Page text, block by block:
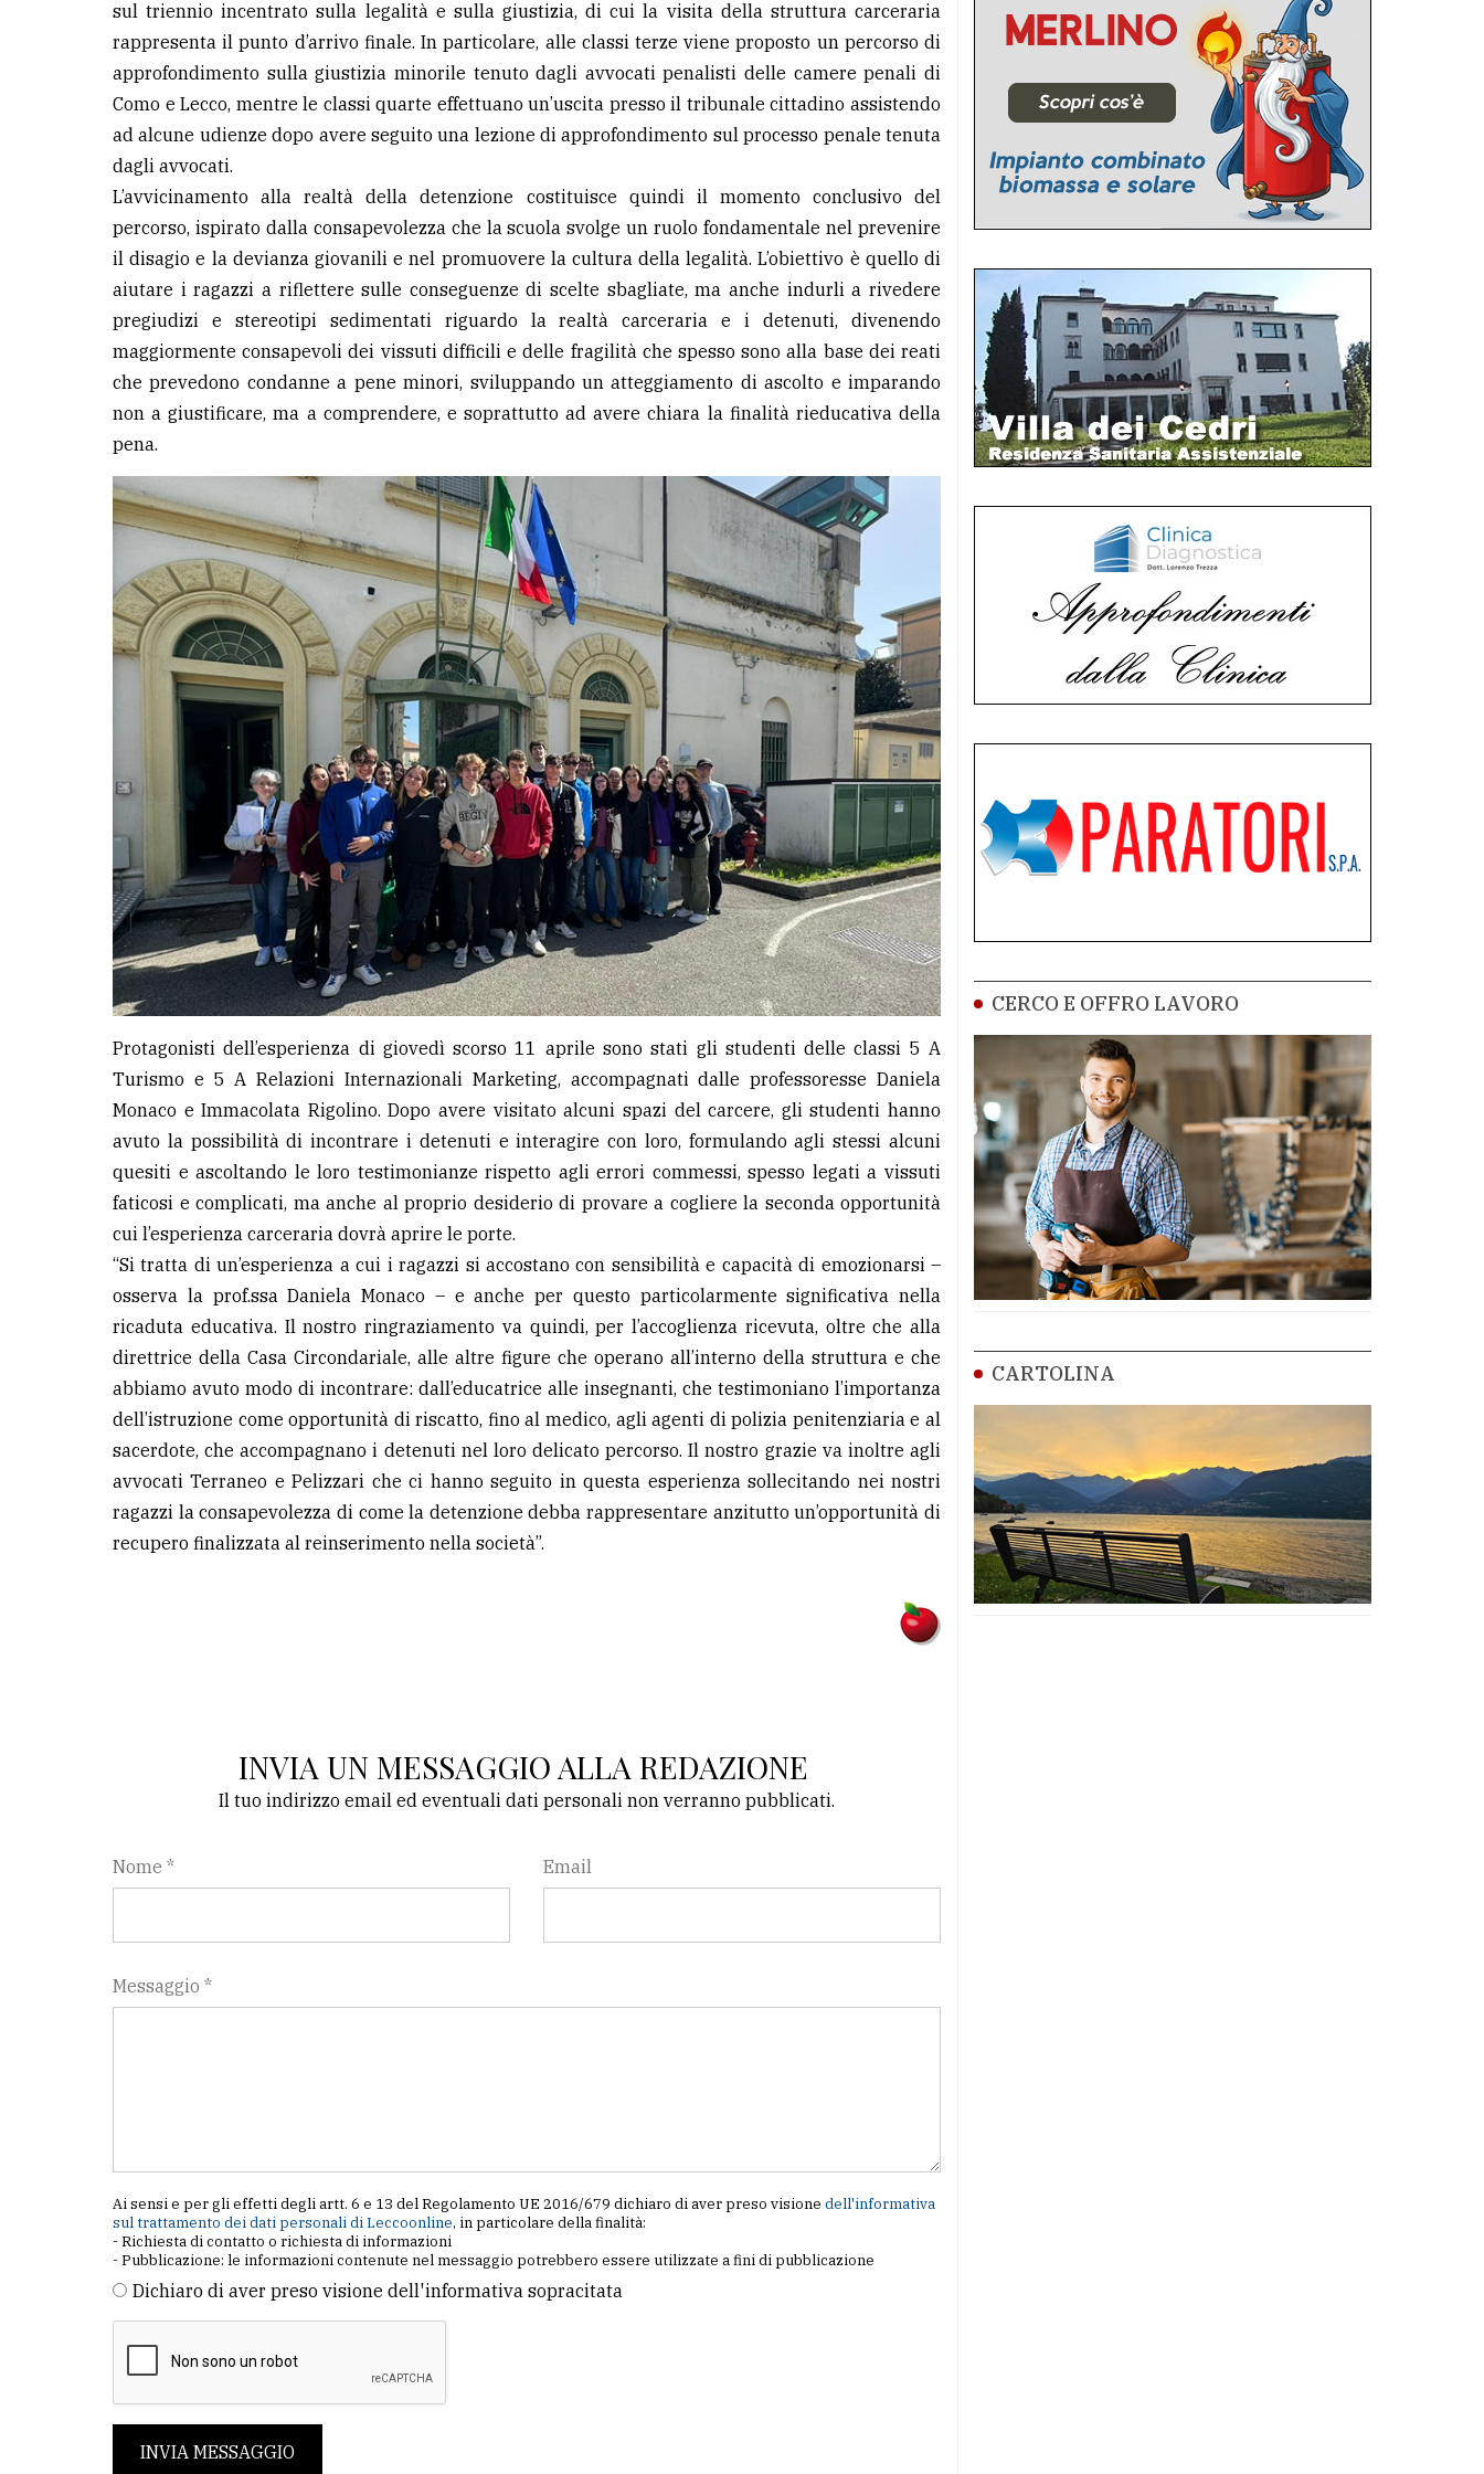
sul triennio incentrato sulla legalità e sulla giustizia, di cui la visita della struttura carceraria
rappresenta il punto d’arrivo finale. In particolare, alle classi terze viene proposto un percorso di
approfondimento sulla giustizia minorile tenuto dagli avvocati penalisti delle camere penali di
Como e Lecco, mentre le classi quarte effettuano un’uscita presso il tribunale cittadino assistendo
ad alcune udienze dopo avere seguito una lezione di approfondimento sul processo penale tenuta
dagli avvocati.
L’avvicinamento alla realtà della detenzione costituisce quindi il momento conclusivo del
percorso, ispirato dalla consapevolezza che la scuola svolge un ruolo fondamentale nel prevenire
il disagio e la devianza giovanili e nel promuovere la cultura della legalità. L’obiettivo è quello di
aiutare i ragazzi a riflettere sulle conseguenze di scelte sbagliate, ma anche indurli a rivedere
pregiudizi e stereotipi sedimentati riguardo la realtà carceraria e i detenuti, divenendo
maggiormente consapevoli dei vissuti difficili e delle fragilità che spesso sono alla base dei reati
che prevedono condanne a pene minori, sviluppando un atteggiamento di ascolto e imparando
non a giustificare, ma a comprendere, e soprattutto ad avere chiara la finalità rieducativa della
pena.
Protagonisti dell’esperienza di giovedì scorso 11 aprile sono stati gli studenti delle classi 5 A
Turismo e 5 A Relazioni Internazionali Marketing, accompagnati dalle professoresse Daniela
Monaco e Immacolata Rigolino. Dopo avere visitato alcuni spazi del carcere, gli studenti hanno
avuto la possibilità di incontrare i detenuti e interagire con loro, formulando agli stessi alcuni
quesiti e ascoltando le loro testimonianze rispetto agli errori commessi, spesso legati a vissuti
faticosi e complicati, ma anche al proprio desiderio di provare a cogliere la seconda opportunità
cui l’esperienza carceraria dovrà aprire le porte.
“Si tratta di un’esperienza a cui i ragazzi si accostano con sensibilità e capacità di emozionarsi –
osserva la prof.ssa Daniela Monaco – e anche per questo particolarmente significativa nella
ricaduta educativa. Il nostro ringraziamento va quindi, per l’accoglienza ricevuta, oltre che alla
direttrice della Casa Circondariale, alle altre figure che operano all’interno della struttura e che
abbiamo avuto modo di incontrare: dall’educatrice alle insegnanti, che testimoniano l’importanza
dell’istruzione come opportunità di riscatto, fino al medico, agli agenti di polizia penitenziaria e al
sacerdote, che accompagnano i detenuti nel loro delicato percorso. Il nostro grazie va inoltre agli
avvocati Terraneo e Pelizzari che ci hanno seguito in questa esperienza sollecitando nei nostri
ragazzi la consapevolezza di come la detenzione debba rappresentare anzitutto un’opportunità di
recupero finalizzata al reinserimento nella società”.
INVIA UN MESSAGGIO ALLA REDAZIONE
Il tuo indirizzo email ed eventuali dati personali non verranno pubblicati.
Nome * Email
Messaggio *
Ai sensi e per gli effetti degli artt. 6 e 13 del Regolamento UE 2016/679 dichiaro di aver preso visione dell'informativa
sul trattamento dei dati personali di Leccoonline, in particolare della finalità:
- Richiesta di contatto o richiesta di informazioni
- Pubblicazione: le informazioni contenute nel messaggio potrebbero essere utilizzate a fini di pubblicazione
Dichiaro di aver preso visione dell'informativa sopracitata
INVIA MESSAGGIO
CERCO E OFFRO LAVORO
CARTOLINA